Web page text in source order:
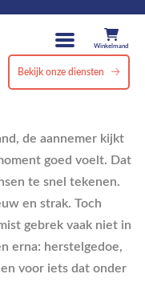
Winkelmand
Bekijk onze diensten
de aannemer kijkt
goed voelt. Dat
te snel tekenen.
en strak. Toch
gebrek vaak niet in
erna: herstelgedoe,
voor iets dat onder